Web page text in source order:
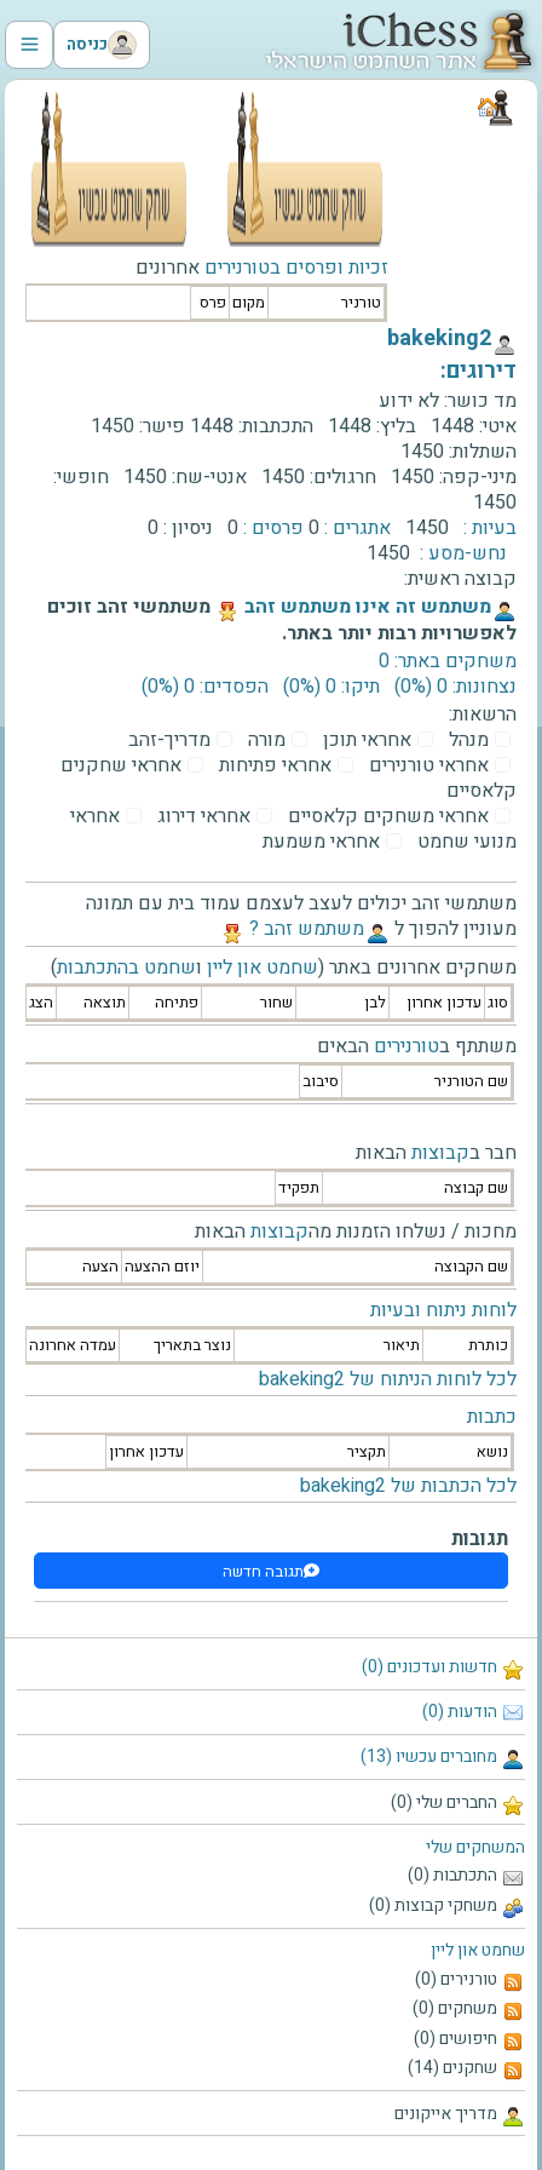
כניסה
חדשות ועדכונים (0)
הודעות (0)
מחוברים עכשיו (13)
החברים שלי (0)
המשחקים שלי
התכתבות (0)
משחקי קבוצות (0)
שחמט און ליין
טורנירים (0)
משחקים (0)
חיפושים (0)
שחקנים (14)
מדריך אייקונים
זכיות ופרסים בטורנירים אחרונים
טורניר מקום פרס
‫bakeking2‬
דירוגים:
מד כושר:לא ידוע
איטי: 1448 בליץ: 1448 התכתבות: 1448 פישר:1450
השתלות:1450
מיני-קפה:1450 חרגולים:1450 אנטי-שח:1450 חופשי:
1450
בעיות : 1450 אתגרים :0 פרסים :0 ניסיון :0
נחש-מסע : 1450
קבוצה ראשית:
‫משתמש זה אינו משתמש זהב‬
משתמשי זהב זוכים
לאפשרויות רבות יותר באתר.
משחקים באתר: 0
נצחונות: 0 ‫(0%)‬
תיקו: 0 ‫(0%)‬
הפסדים: 0 ‫(0%)‬
הרשאות:
מנהל
אחראי תוכן מורה
מדריך-זהב
אחראי טורנירים
אחראי פתיחות
אחראי שחקנים
קלאסיים
אחראי משחקים קלאסיים
אחראי דירוג
אחראי
מנועי שחמט
אחראי משמעת
משתמשי זהב יכולים לעצב לעצמם עמוד בית עם תמונה
מעוניין להפוך ל
‫משתמש זהב ?‬
משחקים אחרונים באתר (שחמט און ליין ושחמט בהתכתבות)
סוג עדכון אחרון לבן שחור פתיחה תוצאה הצג
משתתף בטורנירים הבאים
שם הטורניר סיבוב
חבר בקבוצותהבאות
שם קבוצה תפקיד
מחכות / נשלחו הזמנות מהקבוצותהבאות
שם הקבוצה יוזם ההצעה הצעה
לוחות ניתוח ובעיות
כותרת תיאור נוצר בתאריך עמדה אחרונה
לכל לוחות הניתוח של bakeking2
כתבות
נושא תקציר עדכון אחרון
לכל הכתבות של bakeking2
תגובות
תגובה חדשה